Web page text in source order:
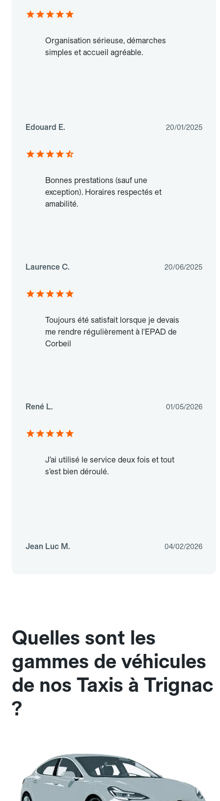
Organisation sérieuse, démarches
simples et accueil agréable.
Edouard E. 20/01/2025
Bonnes prestations (sauf une
exception). Horaires respectés et
amabilité.
Laurence C. 20/06/2025
Toujours été satisfait lorsque je devais
me rendre régulièrement à l'EPAD de
Corbeil
René L. 01/05/2026
J’ai utilisé le service deux fois et tout
s’est bien déroulé.
Jean Luc M. 04/02/2026
Quelles sont les
gammes de véhicules
de nos Taxis à Trignac
?